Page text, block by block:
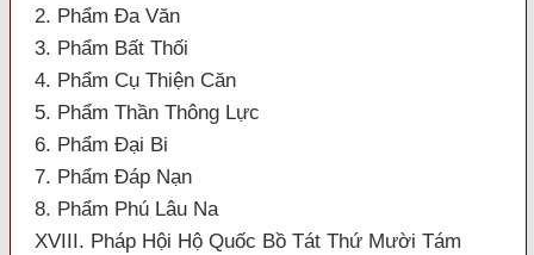
2. Phẩm Đa Văn
3. Phẩm Bất Thối
4. Phẩm Cụ Thiện Căn
5. Phẩm Thần Thông Lực
6. Phẩm Đại Bi
7. Phẩm Đáp Nạn
8. Phẩm Phú Lâu Na
XVIII. Pháp Hội Hộ Quốc Bồ Tát Thứ Mười Tám